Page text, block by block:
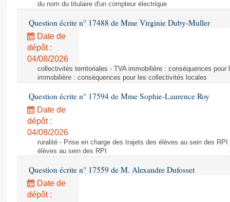
du nom du titulaire d'un compteur électrique
Question écrite n° 17488 de Mme Virginie Duby-Muller
Date de
dépôt :
04/08/2026
collectivités territoriales - TVA immobilière : conséquences
immobilière : conséquences pour les collectivités locales
Question écrite n° 17594 de Mme Sophie-Laurence Roy
Date de
dépôt :
04/08/2026
ruralité - Prise en charge des trajets des élèves au sein des
élèves au sein des RPI
Question écrite n° 17559 de M. Alexandre Dufosset
Date de
dépôt :